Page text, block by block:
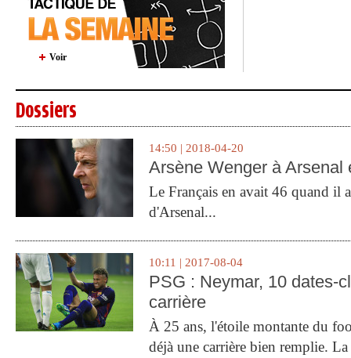
Voir
Dossiers
14:50 | 2018-04-20
Arsène Wenger à Arsenal
Le Français en avait 46 quand il
d'Arsenal...
10:11 | 2017-08-04
PSG : Neymar, 10 dates-
carrière
À 25 ans, l'étoile montante du
déjà une carrière bien remplie.